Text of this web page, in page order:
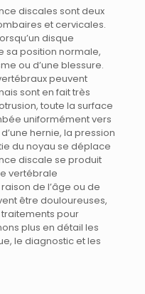
discales sont deux
et cervicales.
disque
sa position normale,
ou d’une blessure.
peuvent
sont en fait très
toute la surface
uniformément vers
hernie, la pression
du noyau se déplace
discale se produit
vertébrale
de l’âge ou de
être douloureuses,
pour
plus en détail les
le diagnostic et les